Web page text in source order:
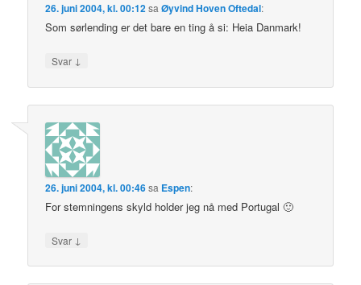
26. juni 2004, kl. 00:12sa Øyvind Hoven Oftedal:
Som sørlending er det bare en ting å si: Heia Danmark!
Svar ↓
26. juni 2004, kl. 00:46sa Espen:
For stemningens skyld holder jeg nå med Portugal 🙂
Svar ↓